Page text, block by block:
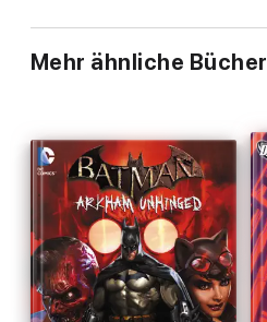
Mehr ähnliche Bücher